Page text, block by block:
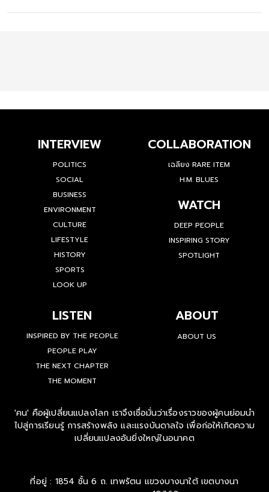
INTERVIEW
POLITICS
SOCIAL
BUSINESS
ENVIRONMENT
CULTURE
LIFESTYLE
HISTORY
SPORTS
LOOK UP
COLLABORATION
เฉลียง RARE ITEM
H.M. BLUES
WATCH
DEEP PEOPLE
INSPIRING STORY
SPOTLIGHT
LISTEN
INSPIRED BY THE PEOPLE
PEOPLE PLAY
THE NEXT CHAPTER
THE MOMENT
ABOUT
ABOUT US
'คน' คือผู้เปลี่ยนแปลงโลก เราจึงเชื่อมั่นว่าเรื่องราวของผู้คนย่อมนำ
ไปสู่การเรียนรู้ การสร้างพลัง และแรงบันดาลใจ เพื่อก่อให้เกิดความ
เปลี่ยนแปลงอันยิ่งใหญ่ในอนาคต
ที่อยู่ : 1854 ชั้น 6 ถ. เทพรัตน แขวงบางนาใต้ เขตบางนา